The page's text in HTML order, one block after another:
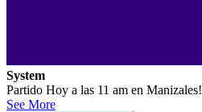
System
Partido Hoy a las 11 am en Manizales!
See More